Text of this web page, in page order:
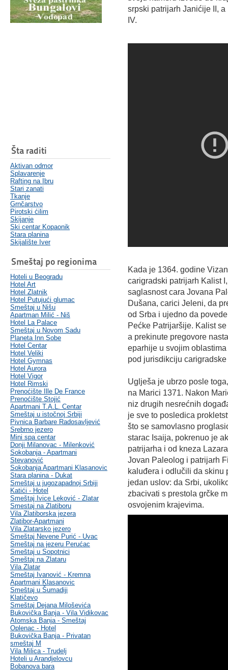
Šta raditi
Aktivan odmor
Splavarenje
Rafting na Ibru
Stari zanati
Tkanje
Grnčarstvo
Pirotski ćilim
Skijanje
Ski centar Kopaonik
Stara planina
Skijalište Iver
Smeštaj po regionima
Hoteli u Beogradu
Hotel Art
Hotel Zlatnik
Hotel Putujući glumac
Smeštaj u Nišu
Apartman Milić - Niš
Hotel La Palace
Smeštaj u Novom Sadu
Planeta Inn Sobe
Hotel Centar
Hotel Veliki
Hotel Gymnas
Hotel Aurora
Hotel Vigor
Hotel Rimski
Prenoćište Ille De France
Prenoćište Stojić
Apartmani T.A.L. Centar
Smeštaj u istočnoj Srbiji
Pivnica Barbare Radosavljević
Srebrno jezero
Mini spa centar
Donji Milanovac - Milenković
Sokobanja - Apartmani
Stevanović
Sokobanja Apartmani Klasanovic
Stara planina - Dukat
Smeštaj u jugozapadnoj Srbiji
Katići - Hotel
Smeštaj Ivice Leković - Zlatar
Smestaj na Zlatiboru
Vila Zlatiborska jezera
Zlatibor-Apartmani
Vila Zlatarsko jezero
Smeštaj Nevene Purić - Uvac
Smeštaj na jezeru Perućac
Smeštaj u Sopotnici
Smeštaj na Zlataru
Vila Zlatar
Smeštaj Ivanović - Kremna
Apartmani Klasanovic
Smeštaj u Šumadiji
Klatičevo
Smeštaj Dejana Miloševića
Bukovička Banja - Vila Vidikovac
Atomska Banja - Smeštaj
Oplenac - Hotel
Bukovička Banja - Privatan
smeštaj M
Vila Milica - Trudelj
Hoteli u Arandjelovcu
Bobanova bara
srpski patrijarh Janićije II,
IV.
Kada je 1364. godine
carigradski patrijarh Kalist
saglasnost cara Jovana
Dušana, carici Jeleni, da
od Srba i ujedno da
Pećke Patrijaršije. Kalist
a prekinute pregovore
eparhije u svojim
pod jurisdikciju
Uglješa je ubrzo posle
na Marici 1371. Nakon
niz drugih nesrećnih
je sve to posledica
što se samovlasno
starac Isaija, pokrenuo je
patrijarha i od kneza
Jovan Paleolog i patrijarh
kaluđera i odlučili da skinu
jedan uslov: da Srbi,
zbacivati s prestola grčke
osvojenim krajevima.